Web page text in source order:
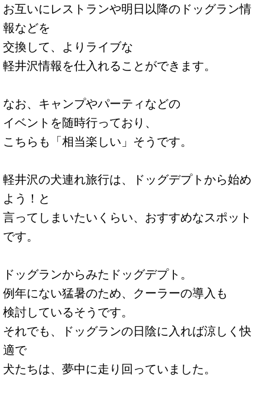
お互いにレストランや明日以降のドッグラン情
報などを
交換して、よりライブな
軽井沢情報を仕入れることができます。
なお、キャンプやパーティなどの
イベントを随時行っており、
こちらも「相当楽しい」そうです。
軽井沢の犬連れ旅行は、ドッグデプトから始め
よう！と
言ってしまいたいくらい、おすすめなスポット
です。
ドッグランからみたドッグデプト。
例年にない猛暑のため、クーラーの導入も
検討しているそうです。
それでも、ドッグランの日陰に入れば涼しく快
適で
犬たちは、夢中に走り回っていました。